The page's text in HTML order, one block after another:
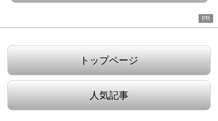
PR
トップページ
人気記事